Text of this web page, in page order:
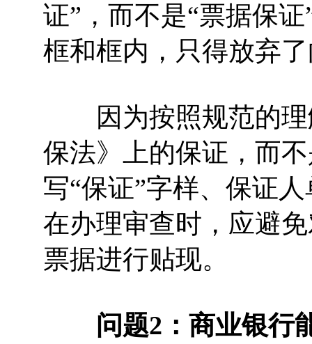
证”，而不是“票据保
框和框内，只得放弃
因为按照规范的理
保法》上的保证，而
写“保证”字样、保证
在办理审查时，应避
票据进行贴现。
问题2：商业银行能